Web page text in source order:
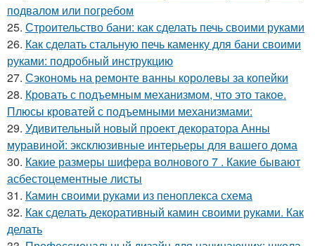
подвалом или погребом
25. Строительство бани: как сделать печь своими руками
26. Как сделать стальную печь каменку для бани своими
руками: подробный инструкцию
27. Сэкономь на ремонте ванны королевы за копейки
28. Кровать с подъемным механизмом, что это такое.
Плюсы кроватей с подъемными механизмами:
29. Удивительный новый проект декоратора Анны
муравиной: эксклюзивные интерьеры для вашего дома
30. Какие размеры шифера волнового 7 . Какие бывают
асбестоцементные листы
31. Камин своими руками из пеноплекса схема
32. Как сделать декоративный камин своими руками. Как
делать